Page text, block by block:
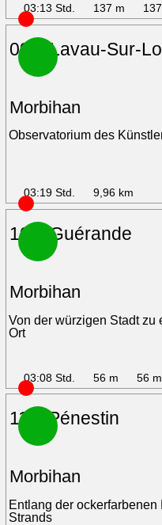
03:13 Std. 137 m
09 – Lavau-Sur-
Morbihan
Observatorium des
03:19 Std. 9,96 km
10 – Guérande
Morbihan
Von der würzigen Stadt zu
Ort
03:08 Std. 56 m 56 m
11 – Pénestin
Morbihan
Entlang der
Strands